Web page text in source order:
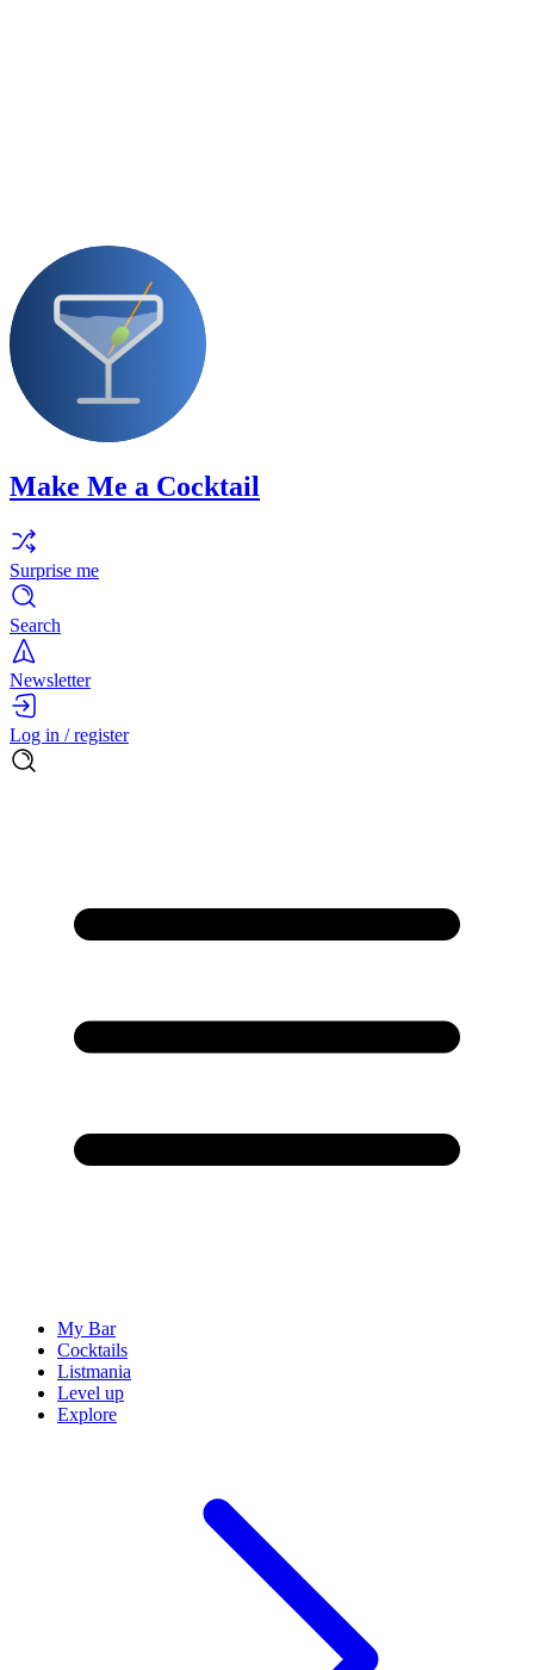
Make Me a Cocktail
Surprise me
Search
Newsletter
Log in / register
My Bar
Cocktails
Listmania
Level up
Explore